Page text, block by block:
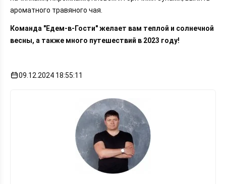
ароматного травяного чая.
Команда "Едем-в-Гости" желает вам теплой и солнечной
весны, а также много путешествий в 2023 году!
09.12.2024 18:55:11